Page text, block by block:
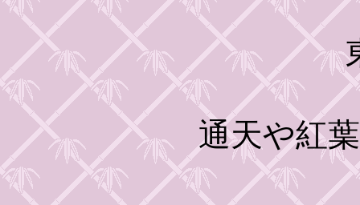
東福
通天や紅